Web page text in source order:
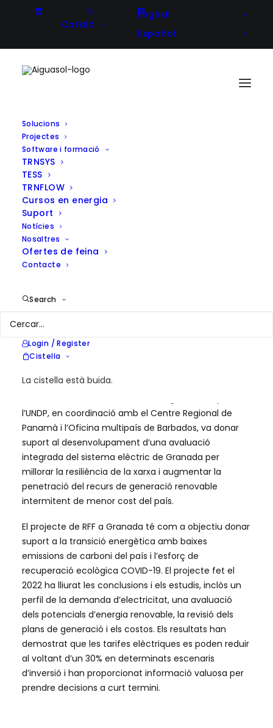
Català
English
Español
Solucions
Projectes
Software i formació
TRNSYS
TESS
TRNFLOW
Cursos en energia
Suport
Notícies
Nosaltres
Ofertes de feina
Contacte
Search
Login / Register
Cistella
La cistella està buida.
Avaluació integrada del sistema
elèctric de Grenada amb el
Programa de les Nacions Unides
per al Desenvolupament (PNUD)
Client
Location
l’UNDP, en coordinació amb el Centre Regional de
Panamà i l’Oficina multipaís de Barbados, va donar
suport al desenvolupament d’una avaluació
integrada del sistema elèctric de Granada per
millorar la resiliència de la xarxa i augmentar la
penetració del recurs de generació renovable
intermitent de menor cost del país.
El projecte de RFF a Granada té com a objectiu donar
suport a la transició energètica amb baixes
emissions de carboni del país i l’esforç de
recuperació ecològica COVID-19. El projecte fet el
2022 ha lliurat les conclusions i els estudis, inclòs un
perfil de la demanda d’electricitat, una avaluació
dels potencials d’energia renovable, la revisió dels
plans de generació i els costos. Els resultats han
demostrat que les tarifes elèctriques es poden reduir
al voltant d’un 30% en determinats escenaris
d’inversió i han proporcionat informació valuosa per
prendre decisions a curt termini.